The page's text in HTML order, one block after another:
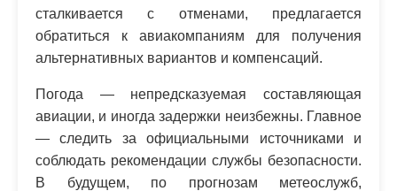
сталкивается с отменами, предлагается
обратиться к авиакомпаниям для получения
альтернативных вариантов и компенсаций.
Погода — непредсказуемая составляющая
авиации, и иногда задержки неизбежны. Главное
— следить за официальными источниками и
соблюдать рекомендации службы безопасности.
В будущем, по прогнозам метеослужб,